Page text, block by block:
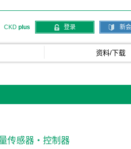
CKD plus 登录 新
资料/下载
传感器・控制器